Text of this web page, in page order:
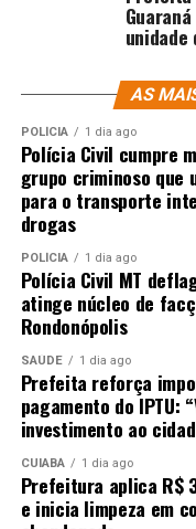
unidade
AS
POLÍCIA 1 dia ago
Polícia Civil cumpre
grupo criminoso que
para o transporte
drogas
POLÍCIA 1 dia ago
Polícia Civil MT
atinge núcleo de
Rondonópolis
SAÚDE 1 dia ago
Prefeita reforça
pagamento do IPTU:
investimento ao
CUIABÁ 1 dia ago
Prefeitura aplica R$
e inicia limpeza em